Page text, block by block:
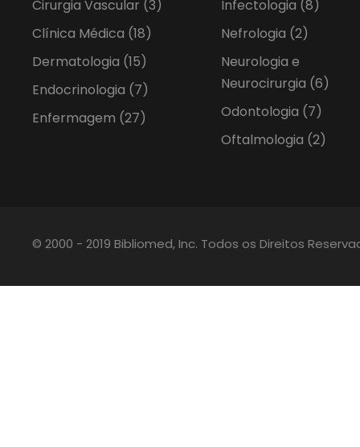
Cirurgia Vascular (3)
Clínica Médica (18)
Dermatologia (15)
Endocrinologia (7)
Enfermagem (27)
Infectologia (8)
Nefrologia (2)
Neurologia e
Neurocirurgia (6)
Odontologia (7)
Oftalmologia (2)
© 2000 - 2019 Bibliomed, Inc. Todos os Direitos